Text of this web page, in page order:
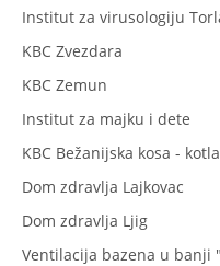
Institut za virusologiju
KBC Zvezdara
KBC Zemun
Institut za majku i dete
KBC Bežanijska kosa -
Dom zdravlja Lajkovac
Dom zdravlja Ljig
Ventilacija bazena u banji